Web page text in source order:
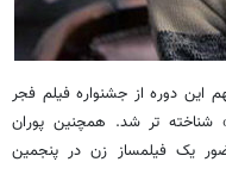
این دوره از جشنواره فیلم فجر
تر شد. همچنین پوران
یک فیلمساز زن در پنجمین